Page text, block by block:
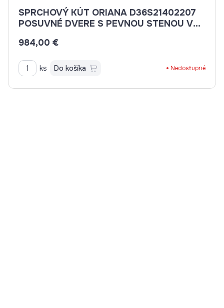
SPRCHOVÝ KÚT ORIANA D36S21402207
POSUVNÉ DVERE S PEVNOU STENOU V
984,00 €
ks Do košíka Nedostupné